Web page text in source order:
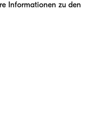
Informationen zu den